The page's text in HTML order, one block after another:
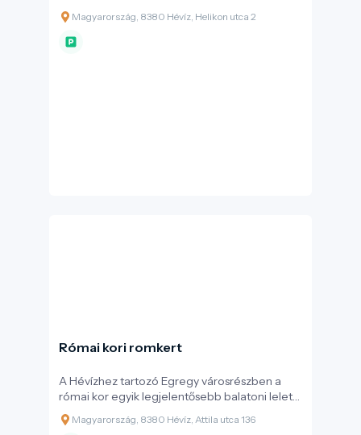
Magyarország, 8380 Hévíz, Helikon utca 2
Római kori romkert
A Hévízhez tartozó Egregy városrészben a
római kor egyik legjelentősebb balatoni lelete
került elő: egy Kr. u. 100 körül épült, csaknem
1000 m²-es kővilla, amely oszlopos tornácával
Magyarország, 8380 Hévíz, Attila utca 136